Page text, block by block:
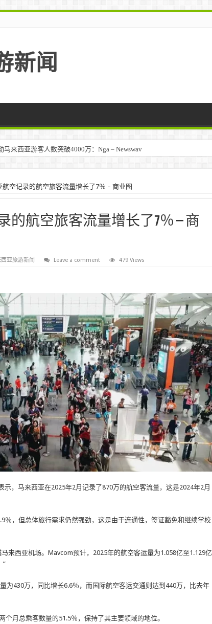
新闻
马来西亚游客人数突破4000万：Nga – Newswav
航空记录的航空旅客流量增长了7％ – 商业图
的航空旅客流量增长了7％ – 商
亚旅游新闻 Leave a comment 479 Views
示，马来西亚在2025年2月记录了870万的航空客流量，这是2024年2月
％，但总体旅行需求仍然强劲，这是由于连通性，签证豁免和继续学校
来西亚机场。Mavcom预计，2025年的航空客运量为1.058亿至1.129亿
”
为430万，同比增长6.6％，而国际航空客运交通则达到440万，比去年
个月总乘客数量的51.5％，保持了其主要领域的地位。